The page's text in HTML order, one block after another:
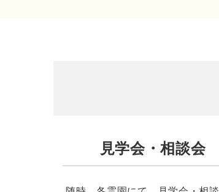
見学会・相談会